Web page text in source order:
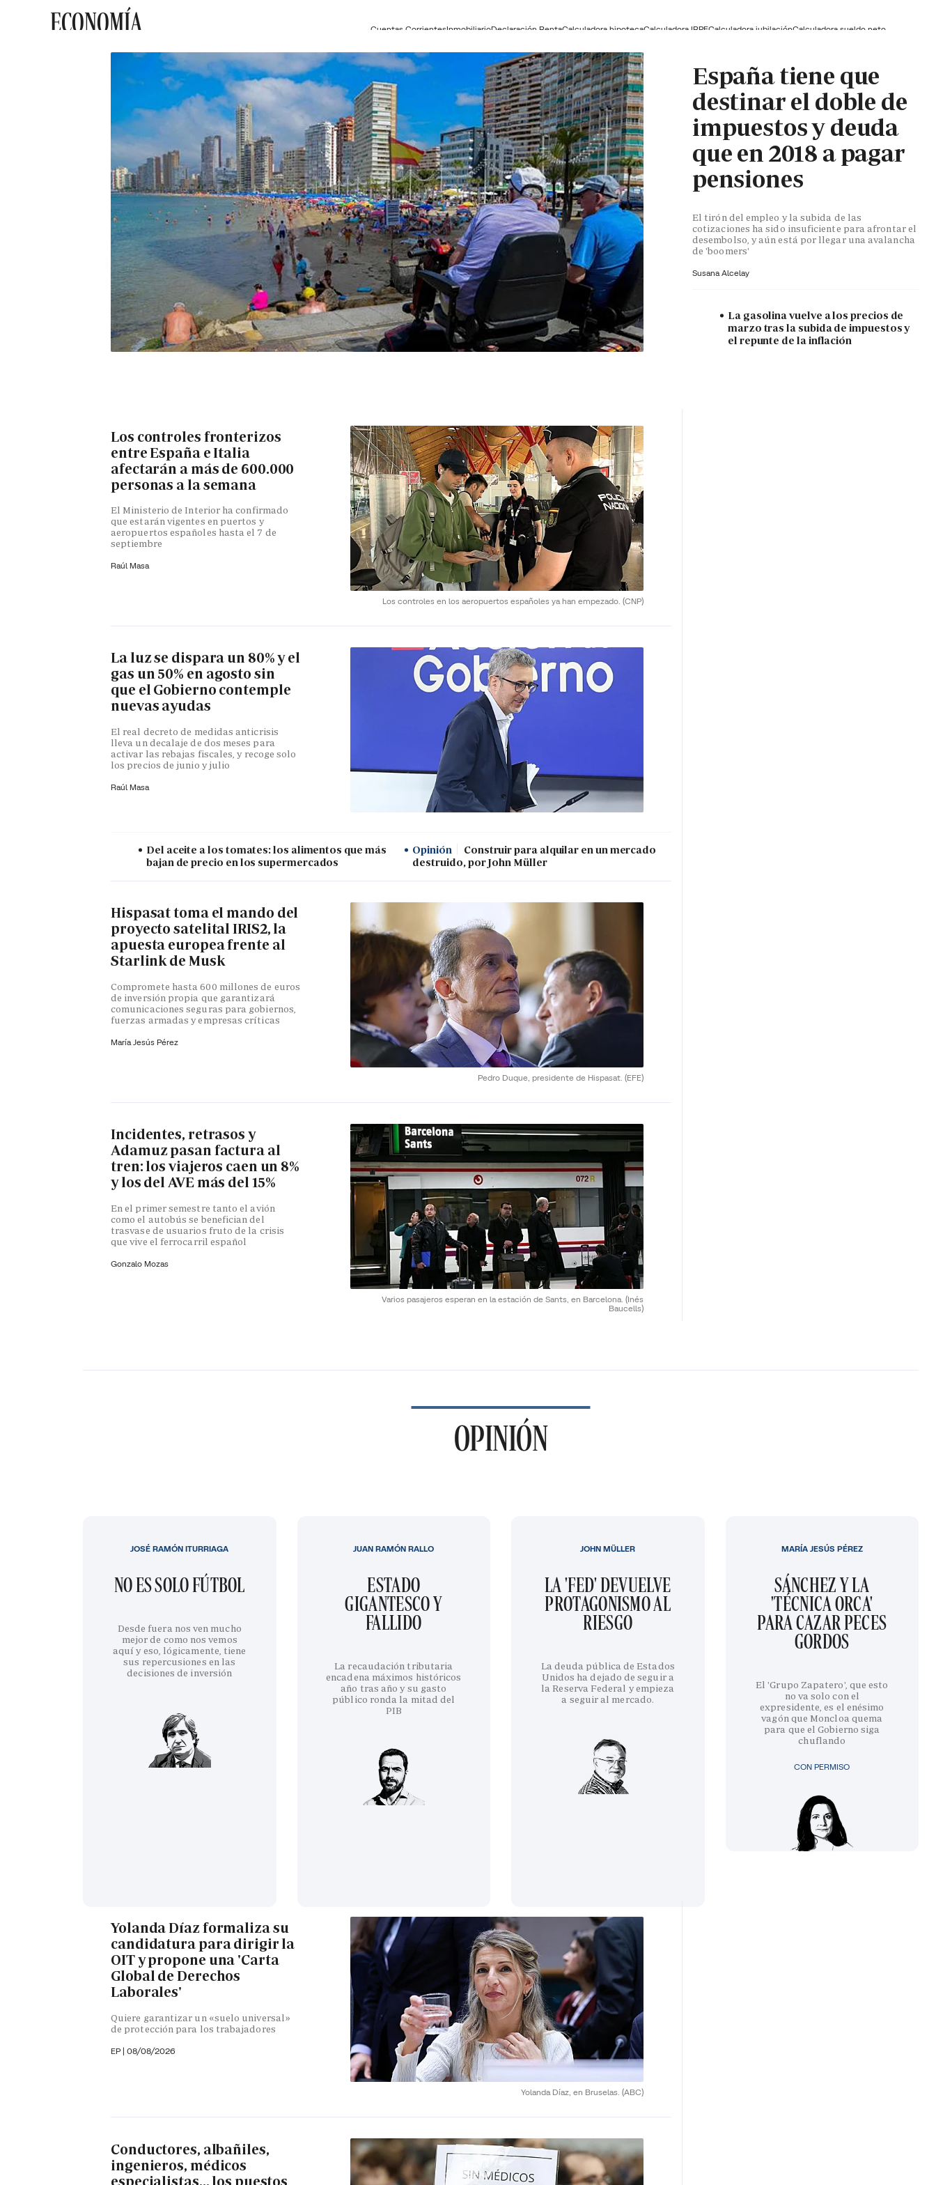
ECONOMÍA Cuentas CorrientesInmobiliarioDeclaración RentaCalculadora hipotecaCalculadora IRPFCalculadora jubilaciónCalculadora sueldo neto
España tiene que
destinar el doble de
impuestos y deuda
que en 2018 a pagar
pensiones
El tirón del empleo y la subida de las
cotizaciones ha sido insuficiente para afrontar el
desembolso, y aún está por llegar una avalancha
de 'boomers'
Susana Alcelay
La gasolina vuelve a los precios de
marzo tras la subida de impuestos y
el repunte de la inflación
Los controles en los aeropuertos españoles ya han empezado. (CNP)
Los controles fronterizos
entre España e Italia
afectarán a más de 600.000
personas a la semana
El Ministerio de Interior ha confirmado
que estarán vigentes en puertos y
aeropuertos españoles hasta el 7 de
septiembre
Raúl Masa
La luz se dispara un 80% y el
gas un 50% en agosto sin
que el Gobierno contemple
nuevas ayudas
El real decreto de medidas anticrisis
lleva un decalaje de dos meses para
activar las rebajas fiscales, y recoge solo
los precios de junio y julio
Raúl Masa
Del aceite a los tomates: los alimentos que más
bajan de precio en los supermercados
Opinión
Construir para alquilar en un mercado
destruido, por John Müller
Pedro Duque, presidente de Hispasat. (EFE)
Hispasat toma el mando del
proyecto satelital IRIS2, la
apuesta europea frente al
Starlink de Musk
Compromete hasta 600 millones de euros
de inversión propia que garantizará
comunicaciones seguras para gobiernos,
fuerzas armadas y empresas críticas
María Jesús Pérez
Varios pasajeros esperan en la estación de Sants, en Barcelona. (Inés
Baucells)
Incidentes, retrasos y
Adamuz pasan factura al
tren: los viajeros caen un 8%
y los del AVE más del 15%
En el primer semestre tanto el avión
como el autobús se benefician del
trasvase de usuarios fruto de la crisis
que vive el ferrocarril español
Gonzalo Mozas
OPINIÓN
NO ES SOLO FÚTBOL
Desde fuera nos ven mucho
mejor de como nos vemos
aquí y eso, lógicamente, tiene
sus repercusiones en las
decisiones de inversión
JOSÉ RAMÓN ITURRIAGA
ESTADO
GIGANTESCO Y
FALLIDO
La recaudación tributaria
encadena máximos históricos
año tras año y su gasto
público ronda la mitad del
PIB
JUAN RAMÓN RALLO
LA 'FED' DEVUELVE
PROTAGONISMO AL
RIESGO
La deuda pública de Estados
Unidos ha dejado de seguir a
la Reserva Federal y empieza
a seguir al mercado.
JOHN MÜLLER
CON PERMISO
SÁNCHEZ Y LA
'TÉCNICA ORCA'
PARA CAZAR PECES
GORDOS
El 'Grupo Zapatero', que esto
no va solo con el
expresidente, es el enésimo
vagón que Moncloa quema
para que el Gobierno siga
chuflando
MARÍA JESÚS PÉREZ
Yolanda Díaz, en Bruselas. (ABC)
Yolanda Díaz formaliza su
candidatura para dirigir la
OIT y propone una 'Carta
Global de Derechos
Laborales'
Quiere garantizar un «suelo universal»
de protección para los trabajadores
EP | 08/08/2026
Conductores, albañiles,
ingenieros, médicos